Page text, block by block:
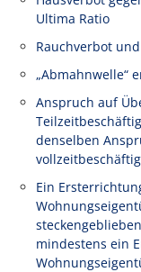
Ultima Ratio
Rauchverbot
„Abmahnwelle“
Anspruch auf
denselben
Ein
mindestens ein